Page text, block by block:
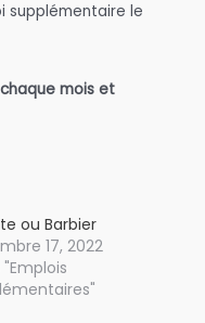
supplémentaire le
mois et
ou Barbier
17, 2022